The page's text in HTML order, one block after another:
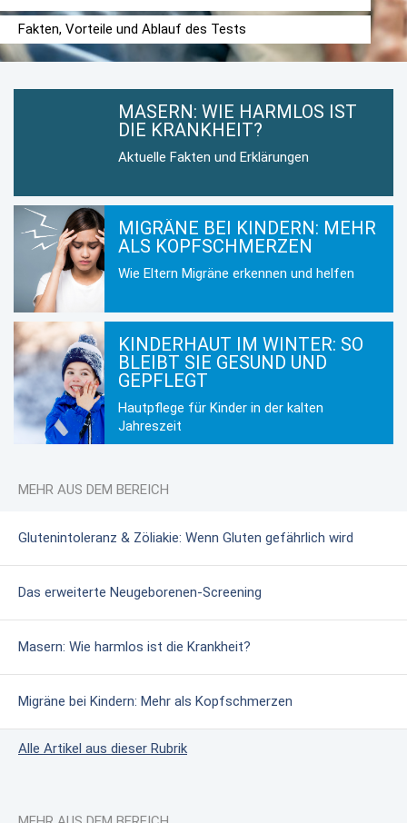
Fakten, Vorteile und Ablauf des Tests
MASERN: WIE HARMLOS IST
DIE KRANKHEIT?
Aktuelle Fakten und Erklärungen
MIGRÄNE BEI KINDERN: MEHR
ALS KOPFSCHMERZEN
Wie Eltern Migräne erkennen und helfen
KINDERHAUT IM WINTER: SO
BLEIBT SIE GESUND UND
GEPFLEGT
Hautpflege für Kinder in der kalten
Jahreszeit
MEHR AUS DEM BEREICH
Glutenintoleranz & Zöliakie: Wenn Gluten gefährlich wird
Das erweiterte Neugeborenen-Screening
Masern: Wie harmlos ist die Krankheit?
Migräne bei Kindern: Mehr als Kopfschmerzen
Alle Artikel aus dieser Rubrik